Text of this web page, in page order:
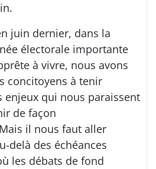
juin dernier, dans la
électorale importante
à vivre, nous avons
concitoyens à tenir
enjeux qui nous paraissent
de façon
il nous faut aller
delà des échéances
les débats de fond